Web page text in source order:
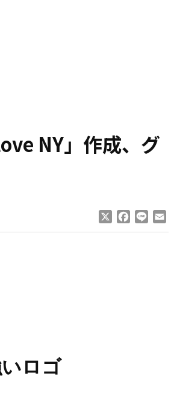
NY」作成、グ
Facebook
Line
ロゴ